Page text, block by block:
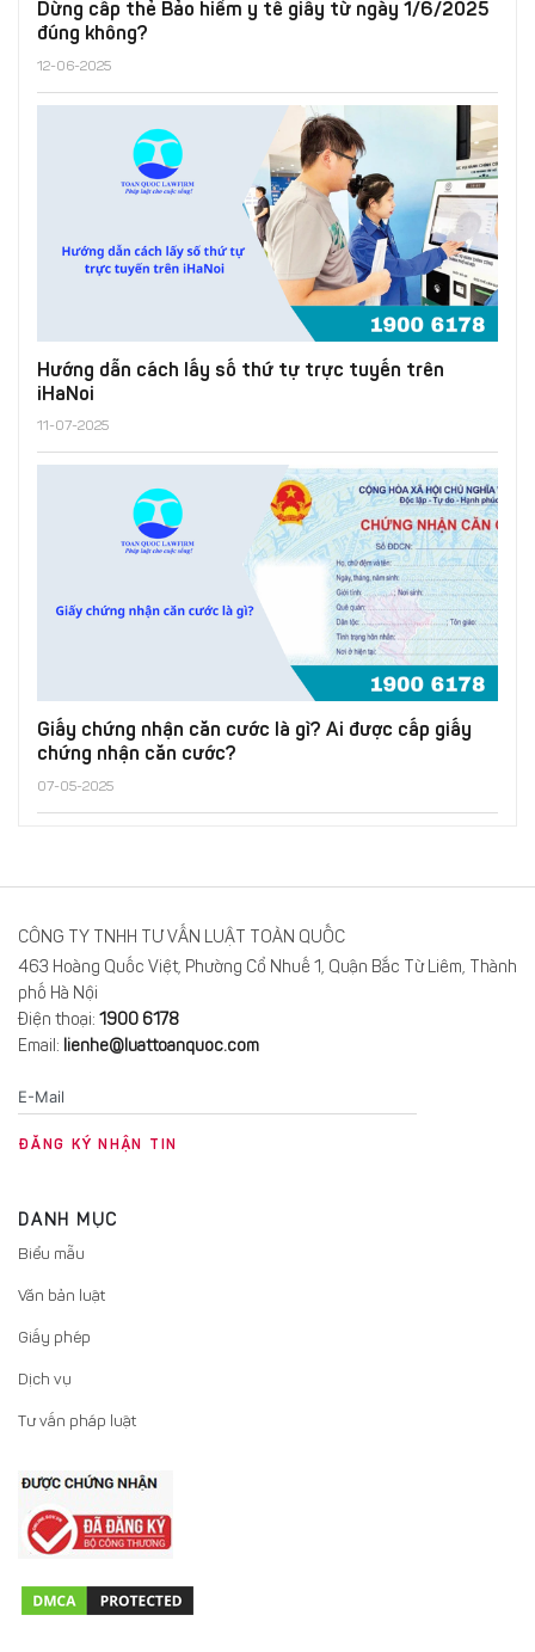
Dừng cấp thẻ Bảo hiểm y tế giấy từ ngày 1/6/2025
đúng không?
12-06-2025
Hướng dẫn cách lấy số thứ tự trực tuyến trên
iHaNoi
11-07-2025
Giấy chứng nhận căn cước là gì? Ai được cấp giấy
chứng nhận căn cước?
07-05-2025
CÔNG TY TNHH TƯ VẤN LUẬT TOÀN QUỐC
463 Hoàng Quốc Việt, Phường Cổ Nhuế 1, Quận Bắc Từ Liêm, Thành
phố Hà Nội
Điện thoại: 1900 6178
Email: lienhe@luattoanquoc.com
DANH MỤC
Biểu mẫu
Văn bản luật
Giấy phép
Dịch vụ
Tư vấn pháp luật